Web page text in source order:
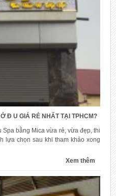
Đ U GIÁ RẺ NHẤT TẠI TPHCM?
bằng Mica vừa rẻ, vừa đẹp, thi
lựa chọn sau khi tham khảo xong
Xem thêm